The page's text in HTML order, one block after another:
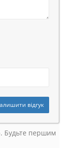
відгук
Будьте першим